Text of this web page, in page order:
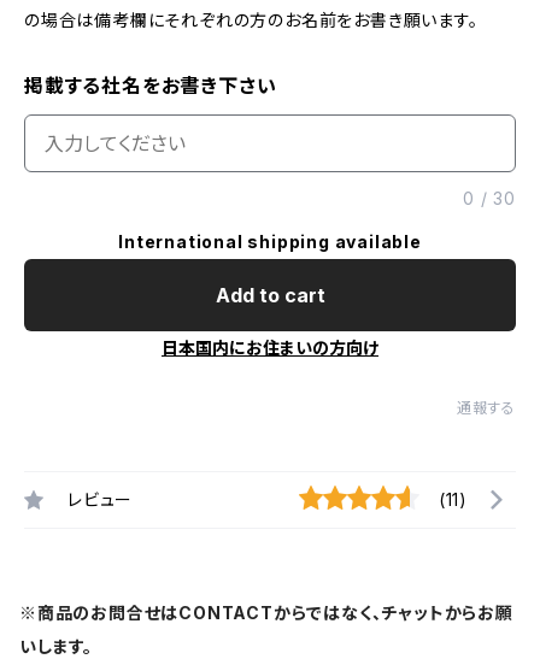
の場合は備考欄にそれぞれの方のお名前をお書き願います。
掲載する社名をお書き下さい
0 /30
International shipping available
Add to cart
日本国内にお住まいの方向け
通報する
レビュー (11)
※商品のお問合せはCONTACTからではなく、チャットからお願
いします。